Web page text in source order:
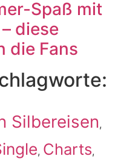
Spaß mit
diese
die Fans
Silbereisen,
, Charts,